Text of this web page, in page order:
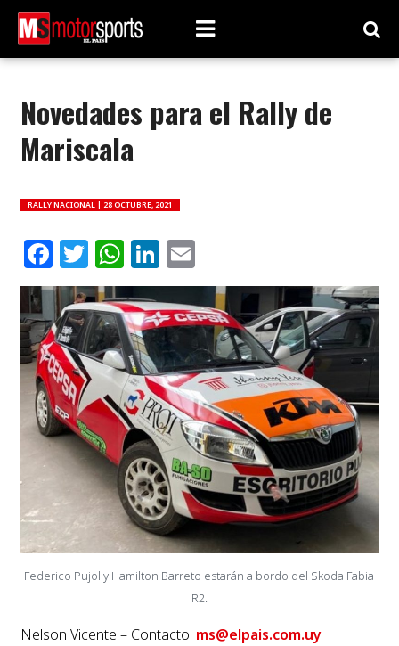
Novedades para el Rally de
Mariscala
RALLY NACIONAL | 28 OCTUBRE, 2021
Facebook
Twitter
WhatsApp
LinkedIn
Email
Federico Pujol y Hamilton Barreto estarán a bordo del Skoda Fabia
R2.
Nelson Vicente – Contacto: ms@elpais.com.uy